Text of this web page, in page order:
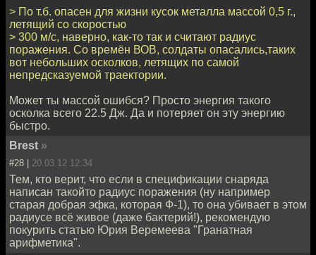
> По т.б. опасен для жизни кусок металла массой 0,5 г.,
летящий со скоростью
> 300 м/с, наверно, как-то так и считают радиус
поражения. Со времён ВОВ, солдаты опасались,таких
вот небольших осколков, летящих по самой
непредсказуемой траектории.
Может ты массой ошибся? Просто энергия такого
осколка всего 22.5 Дж. Да и потеряет он эту энергию
быстро.
Brest »
#28 | 20.03.12 12:34
Тем, кто верит, что если в спецификации снаряда
написан такойто радиус поражения (ну например
старая добрая эфка, которая Ф-1), то она убивает в этом
радиусе всё живое (даже бактерий!), рекомендую
покурить статью Юрия Веремеева "Гранатная
арифметика".